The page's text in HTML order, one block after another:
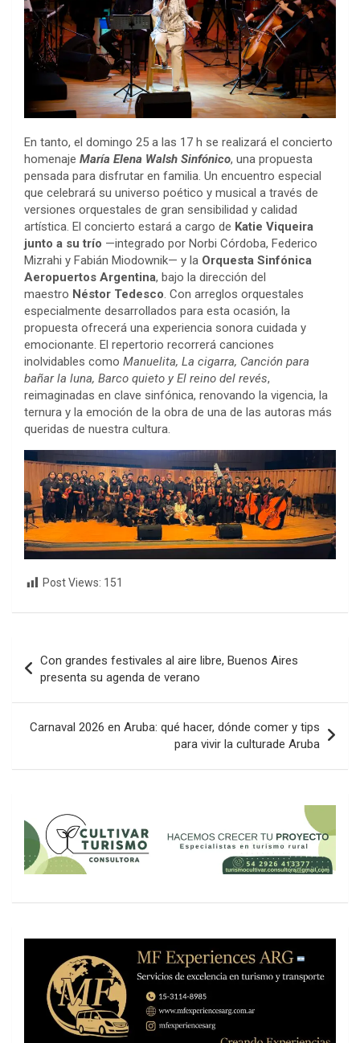
En tanto, el domingo 25 a las 17 h se realizará el concierto
homenaje María Elena Walsh Sinfónico, una propuesta
pensada para disfrutar en familia. Un encuentro especial
que celebrará su universo poético y musical a través de
versiones orquestales de gran sensibilidad y calidad
artística. El concierto estará a cargo de Katie Viqueira
junto a su trío —integrado por Norbi Córdoba, Federico
Mizrahi y Fabián Miodownik— y la Orquesta Sinfónica
Aeropuertos Argentina, bajo la dirección del
maestro Néstor Tedesco. Con arreglos orquestales
especialmente desarrollados para esta ocasión, la
propuesta ofrecerá una experiencia sonora cuidada y
emocionante. El repertorio recorrerá canciones
inolvidables como Manuelita, La cigarra, Canción para
bañar la luna, Barco quieto y El reino del revés,
reimaginadas en clave sinfónica, renovando la vigencia, la
ternura y la emoción de la obra de una de las autoras más
queridas de nuestra cultura.
Post Views: 151
de
entradas
Con grandes festivales al aire libre, Buenos Aires
presenta su agenda de verano
Carnaval 2026 en Aruba: qué hacer, dónde comer y tips
para vivir la culturade Aruba